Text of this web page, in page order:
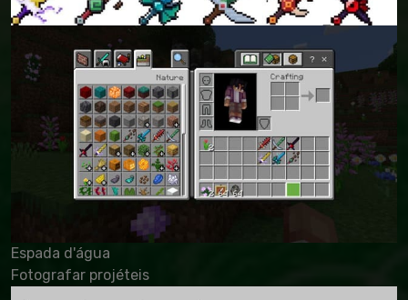
Espada d'água
Fotografar projéteis